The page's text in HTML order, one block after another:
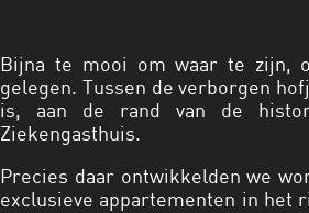
Bijna te mooi om waar te zijn,
gelegen. Tussen de verborgen
is, aan de rand van de
Ziekengasthuis.
Precies daar ontwikkelden we
exclusieve appartementen in het